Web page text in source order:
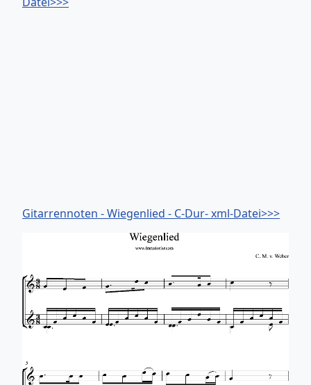
Gitarrennoten - Wiegenlied - C-Dur- xml-Datei>>>